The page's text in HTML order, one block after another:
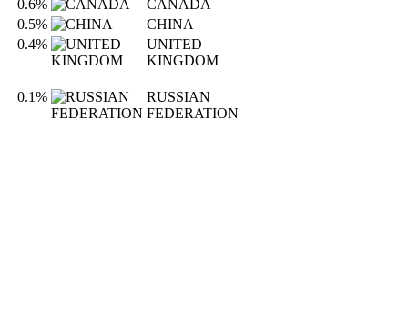
0.6%
CANADA
0.5%
CHINA
0.4%
UNITED
KINGDOM
0.1%
RUSSIAN
FEDERATION